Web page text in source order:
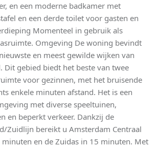
en een moderne badkamer met
en een derde toilet voor gasten en
Momenteel in gebruik als
Omgeving De woning bevindt
en meest gewilde wijken van
Dit gebied biedt het beste van twee
voor gezinnen, met het bruisende
enkele minuten afstand. Het is een
met diverse speeltuinen,
en beperkt verkeer. Dankzij de
Zuidlijn bereikt u Amsterdam Centraal
minuten en de Zuidas in 15 minuten. Met